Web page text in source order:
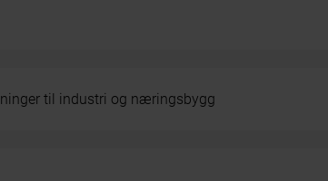
til industri og næringsbygg